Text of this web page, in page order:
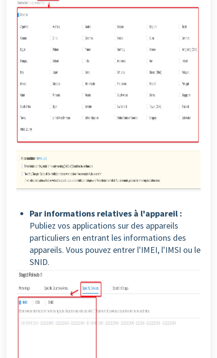
Par informations relatives à l'appareil :
Publiez vos applications sur des appareils
particuliers en entrant les informations des
appareils. Vous pouvez entrer l'IMEI, l'IMSI ou le
SNID.